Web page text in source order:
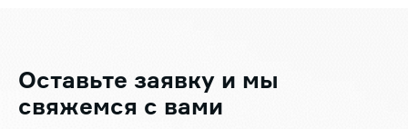
Оставьте заявку и мы
свяжемся с вами